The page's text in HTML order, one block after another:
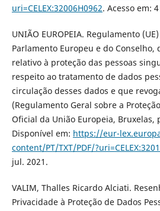
uri=CELEX:32006H0962. Acesso em:
UNIÃO EUROPEIA. Regulamento
Parlamento Europeu e do Conselho,
relativo à proteção das pessoas
respeito ao tratamento de dados
circulação desses dados e que
(Regulamento Geral sobre a
Oficial da União Europeia, Bruxelas,
Disponível em: https://eur-
content/PT/TXT/PDF/
jul. 2021.
VALIM, Thalles Ricardo Alciati.
Privacidade à Proteção de Dados